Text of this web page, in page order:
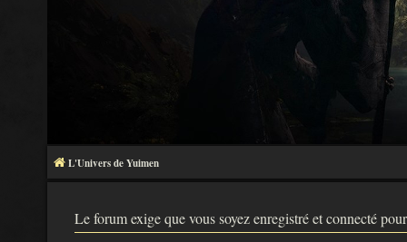
L'Univers de Yuimen
Le forum exige que vous soyez enregistré et connecté